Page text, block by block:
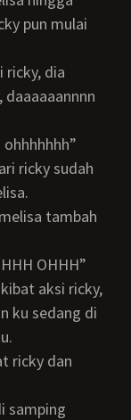
pun mulai
ohhhhhhh”
OHHH”
ku sedang di